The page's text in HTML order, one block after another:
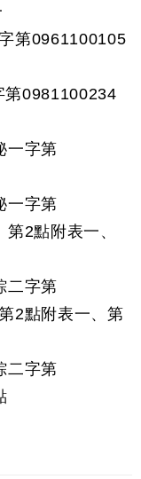
第0961100105
第0981100234
一字第
一字第
2點附表一、
二字第
2點附表一、第
二字第